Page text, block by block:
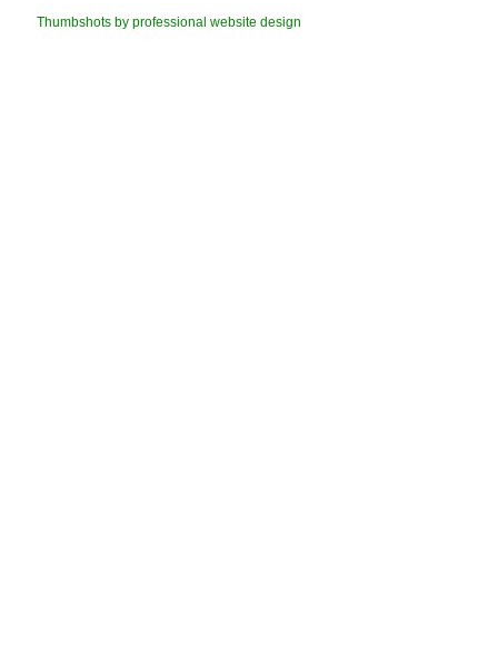
Thumbshots by professional website design